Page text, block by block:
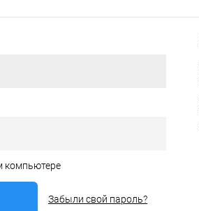
компьютере
Забыли свой пароль?